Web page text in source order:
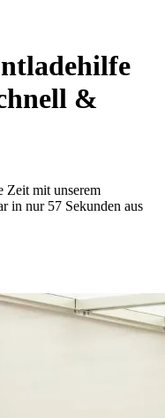
&
Zeit mit unserem
in nur 57 Sekunden aus